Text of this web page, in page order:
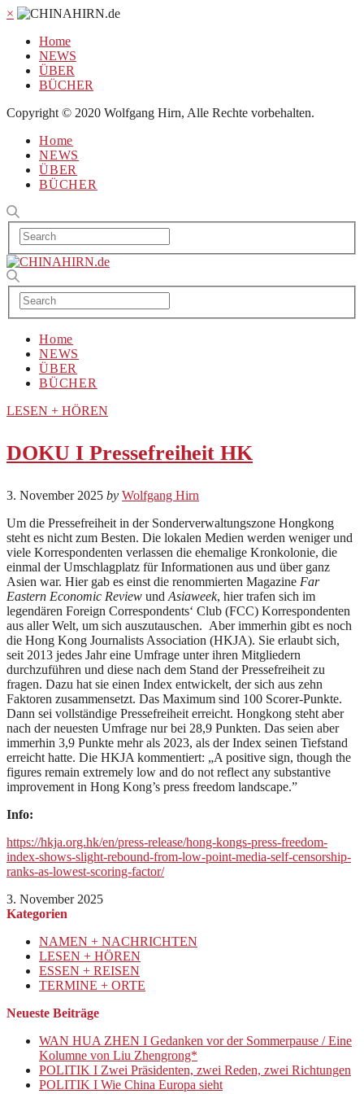
×
Home
NEWS
ÜBER
BÜCHER
Copyright © 2020 Wolfgang Hirn, Alle Rechte vorbehalten.
Home
NEWS
ÜBER
BÜCHER
Home
NEWS
ÜBER
BÜCHER
LESEN + HÖREN
DOKU I Pressefreiheit HK
3. November 2025 by Wolfgang Hirn
Um die Pressefreiheit in der Sonderverwaltungszone Hongkong
steht es nicht zum Besten. Die lokalen Medien werden weniger und
viele Korrespondenten verlassen die ehemalige Kronkolonie, die
einmal der Umschlagplatz für Informationen aus und über ganz
Asien war. Hier gab es einst die renommierten Magazine Far
Eastern Economic Review und Asiaweek, hier trafen sich im
legendären Foreign Correspondents‘ Club (FCC) Korrespondenten
aus aller Welt, um sich auszutauschen. Aber immerhin gibt es noch
die Hong Kong Journalists Association (HKJA). Sie erlaubt sich,
seit 2013 jedes Jahr eine Umfrage unter ihren Mitgliedern
durchzuführen und diese nach dem Stand der Pressefreiheit zu
fragen. Dazu hat sie einen Index entwickelt, der sich aus zehn
Faktoren zusammensetzt. Das Maximum sind 100 Scorer-Punkte.
Dann sei vollständige Pressefreiheit erreicht. Hongkong steht aber
nach der neuesten Umfrage nur bei 28,9 Punkten. Das seien aber
immerhin 3,9 Punkte mehr als 2023, als der Index seinen Tiefstand
erreicht hatte. Die HKJA kommentiert: „A positive sign, though the
figures remain extremely low and do not reflect any substantive
improvement in Hong Kong’s press freedom landscape.”
Info:
https://hkja.org.hk/en/press-release/hong-kongs-press-freedom-
index-shows-slight-rebound-from-low-point-media-self-censorship-
ranks-as-lowest-scoring-factor/
3. November 2025
Kategorien
NAMEN + NACHRICHTEN
LESEN + HÖREN
ESSEN + REISEN
TERMINE + ORTE
Neueste Beiträge
WAN HUA ZHEN I Gedanken vor der Sommerpause / Eine
Kolumne von Liu Zhengrong*
POLITIK I Zwei Präsidenten, zwei Reden, zwei Richtungen
POLITIK I Wie China Europa sieht